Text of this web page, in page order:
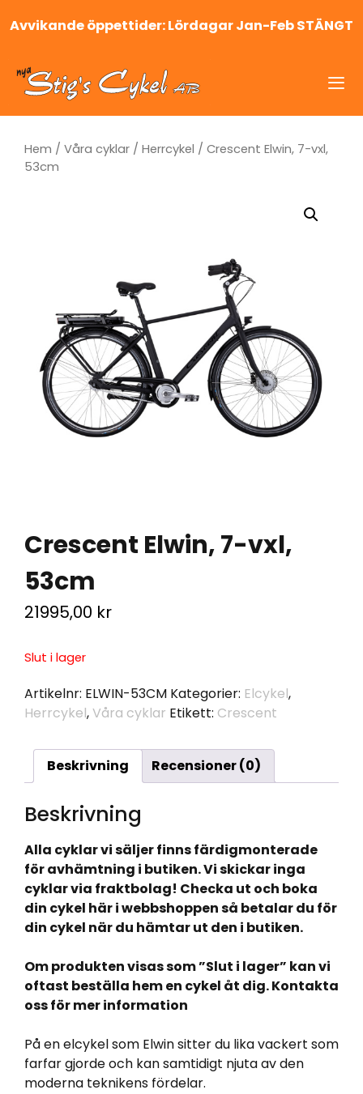
tillAvvikande öppettider: Lördagar Jan-Feb STÄNGT
Hem / Våra cyklar / Herrcykel / Crescent Elwin, 7-vxl,
53cm
Crescent Elwin, 7-vxl,
53cm
21995,00 kr
Slut i lager
Artikelnr: ELWIN-53CM Kategorier: Elcykel,
Herrcykel,Våra cyklar Etikett: Crescent
Beskrivning Recensioner (0)
Beskrivning
Alla cyklar vi säljer finns färdigmonterade
för avhämtning i butiken. Vi skickar inga
cyklar via fraktbolag! Checka ut och boka
din cykel här i webbshoppen så betalar du för
din cykel när du hämtar ut den i butiken.
Om produkten visas som ”Slut i lager” kan vi
oftast beställa hem en cykel åt dig. Kontakta
oss för mer information
På en elcykel som Elwin sitter du lika vackert som
farfar gjorde och kan samtidigt njuta av den
moderna teknikens fördelar.